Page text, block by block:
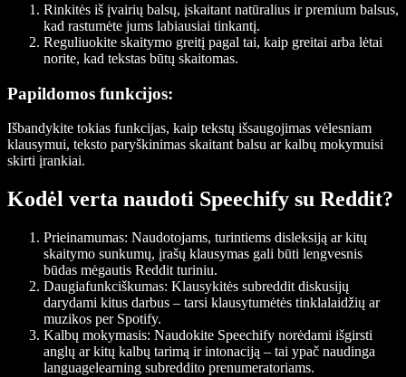
Rinkitės iš įvairių balsų, įskaitant natūralius ir premium balsus,
kad rastumėte jums labiausiai tinkantį.
Reguliuokite skaitymo greitį pagal tai, kaip greitai arba lėtai
norite, kad tekstas būtų skaitomas.
Papildomos funkcijos:
Išbandykite tokias funkcijas, kaip tekstų išsaugojimas vėlesniam
klausymui, teksto paryškinimas skaitant balsu ar kalbų mokymuisi
skirti įrankiai.
Kodėl verta naudoti Speechify su Reddit?
Prieinamumas: Naudotojams, turintiems disleksiją ar kitų
skaitymo sunkumų, įrašų klausymas gali būti lengvesnis
būdas mėgautis Reddit turiniu.
Daugiafunkciškumas: Klausykitės subreddit diskusijų
darydami kitus darbus – tarsi klausytumėtės tinklalaidžių ar
muzikos per Spotify.
Kalbų mokymasis: Naudokite Speechify norėdami išgirsti
anglų ar kitų kalbų tarimą ir intonaciją – tai ypač naudinga
languagelearning subreddito prenumeratoriams.